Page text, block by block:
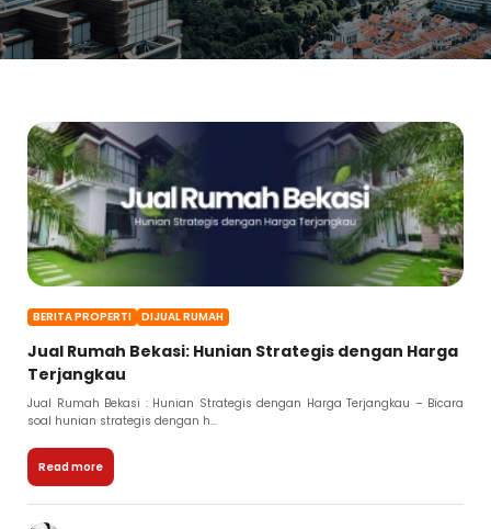
BERITA PROPERTI DIJUAL RUMAH
Jual Rumah Bekasi: Hunian Strategis dengan Harga
Terjangkau
Jual Rumah Bekasi : Hunian Strategis dengan Harga Terjangkau – Bicara
soal hunian strategis dengan h...
Read more